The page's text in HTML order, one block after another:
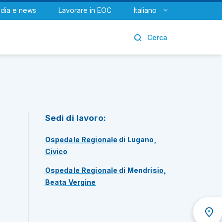
e news Lavorare in EOC Italiano
Cerca
Urologia
Sedi di lavoro:
Ospedale Regionale di Lugano,
Civico
Ospedale Regionale di Mendrisio,
Beata Vergine